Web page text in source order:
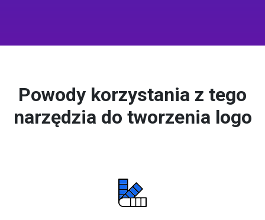
Powody korzystania z tego
narzędzia do tworzenia logo